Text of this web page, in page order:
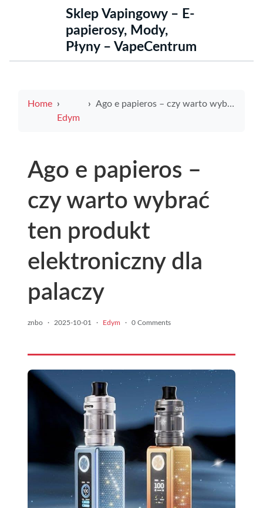
Sklep Vapingowy – E-
papierosy, Mody,
Płyny – VapeCentrum
Home
Edym
Ago e papieros – czy warto wybrać ten produkt elektroniczny dla palaczy
Ago e papieros –
czy warto wybrać
ten produkt
elektroniczny dla
palaczy
znbo · 2025-10-01 · Edym · 0 Comments